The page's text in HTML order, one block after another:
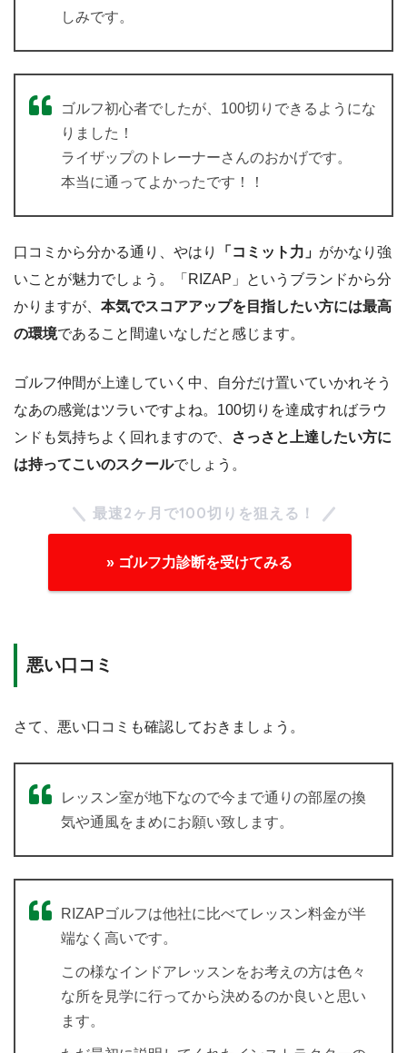
しみです。
ゴルフ初心者でしたが、100切りできるようにな
りました！
ライザップのトレーナーさんのおかげです。
本当に通ってよかったです！！
口コミから分かる通り、やはり 「コミット力」 がかなり強
いことが魅力でしょう。「RIZAP」というブランドから分
かりますが、 本気でスコアアップを目指したい方には最高
の環境であること間違いなしだと感じます。
ゴルフ仲間が上達していく中、自分だけ置いていかれそう
なあの感覚はツラいですよね。100切りを達成すればラウ
ンドも気持ちよく回れますので、
さっさと上達したい方に
は持ってこいのスクールでしょう。
最速2ヶ月で100切りを狙える！
» ゴルフ力診断を受けてみる
悪い口コミ
さて、悪い口コミも確認しておきましょう。
レッスン室が地下なので今まで通りの部屋の換
気や通風をまめにお願い致します。
RIZAPゴルフは他社に比べてレッスン料金が半
端なく高いです。
この様なインドアレッスンをお考えの方は色々
な所を見学に行ってから決めるのか良いと思い
ます。